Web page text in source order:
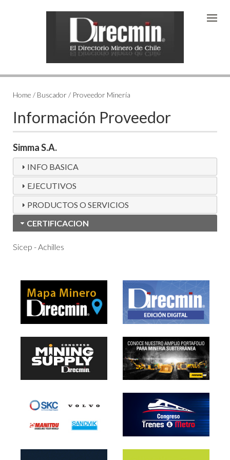
Home / Buscador / Proveedor Minería
Información Proveedor
Simma S.A.
INFO BASICA
EJECUTIVOS
PRODUCTOS O SERVICIOS
CERTIFICACION
Sicep - Achilles